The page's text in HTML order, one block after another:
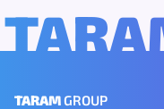
TARAMGROUP